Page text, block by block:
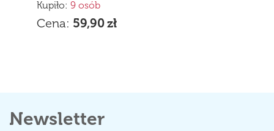
Newsletter